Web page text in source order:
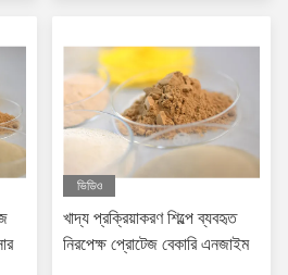
ভিডিও
খাদ্য প্রক্রিয়াকরণ শিল্পে ব্যবহৃত
নিরপেক্ষ প্রোটেজ বেকারি এনজাইম